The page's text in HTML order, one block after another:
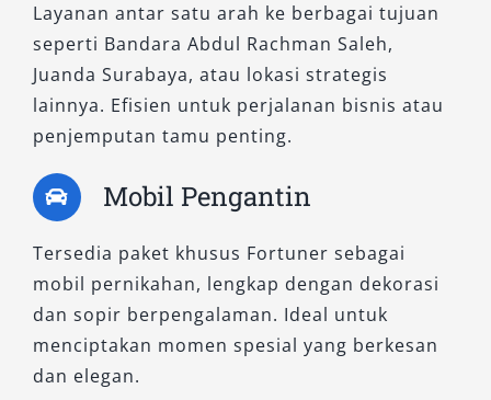
2. Fortuner 2.8 VRZ TSS 4×2 A/T
Dirancang dengan teknologi Toyota Safety
Sense (TSS), tipe ini menjadi favorit bagi
pelanggan yang mengutamakan keamanan
berkendara. Fitur-fitur seperti pre-collision
system, lane departure alert, dan adaptive
dalam keselamatan dan kenyamanan. Mesin
2.755 cc-nya memberikan akselerasi halus,
sangat ideal untuk perjalanan luar kota
maupun penggunaan jangka panjang.
Layanan antar satu arah ke berbagai tujuan
seperti Bandara Abdul Rachman Saleh,
Juanda Surabaya, atau lokasi strategis
lainnya. Efisien untuk perjalanan bisnis atau
penjemputan tamu penting.
Mobil Pengantin
Tersedia paket khusus Fortuner sebagai
mobil pernikahan, lengkap dengan dekorasi
dan sopir berpengalaman. Ideal untuk
menciptakan momen spesial yang berkesan
dan elegan.